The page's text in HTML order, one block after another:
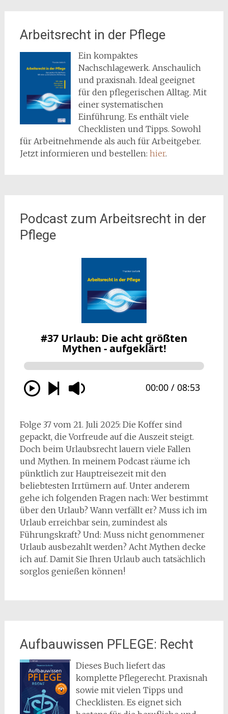
Arbeitsrecht in der Pflege
Ein kompaktes
Nachschlagewerk. Anschaulich
und praxisnah. Ideal geeignet
für den pflegerischen Alltag. Mit
einer systematischen
Einführung. Es enthält viele
Checklisten und Tipps. Sowohl
für Arbeitnehmende als auch für Arbeitgeber.
Jetzt informieren und bestellen: hier.
Podcast zum Arbeitsrecht in der
Pflege
Folge 37 vom 21. Juli 2025: Die Koffer sind
gepackt, die Vorfreude auf die Auszeit steigt.
Doch beim Urlaubsrecht lauern viele Fallen
und Mythen. In meinem Podcast räume ich
pünktlich zur Hauptreisezeit mit den
beliebtesten Irrtümern auf. Unter anderem
gehe ich folgenden Fragen nach: Wer bestimmt
über den Urlaub? Wann verfällt er? Muss ich im
Urlaub erreichbar sein, zumindest als
Führungskraft? Und: Muss nicht genommener
Urlaub ausbezahlt werden? Acht Mythen decke
ich auf. Damit Sie Ihren Urlaub auch tatsächlich
sorglos genießen können!
Aufbauwissen PFLEGE: Recht
Dieses Buch liefert das
komplette Pflegerecht. Praxisnah
sowie mit vielen Tipps und
Checklisten. Es eignet sich